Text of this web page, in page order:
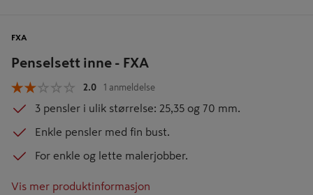
Penselsett inne - FXA
FXA
2.0 1 anmeldelse
3 pensler i ulik størrelse: 25,35 og 70 mm.
Enkle pensler med fin bust.
For enkle og lette malerjobber.
Vis mer produktinformasjon